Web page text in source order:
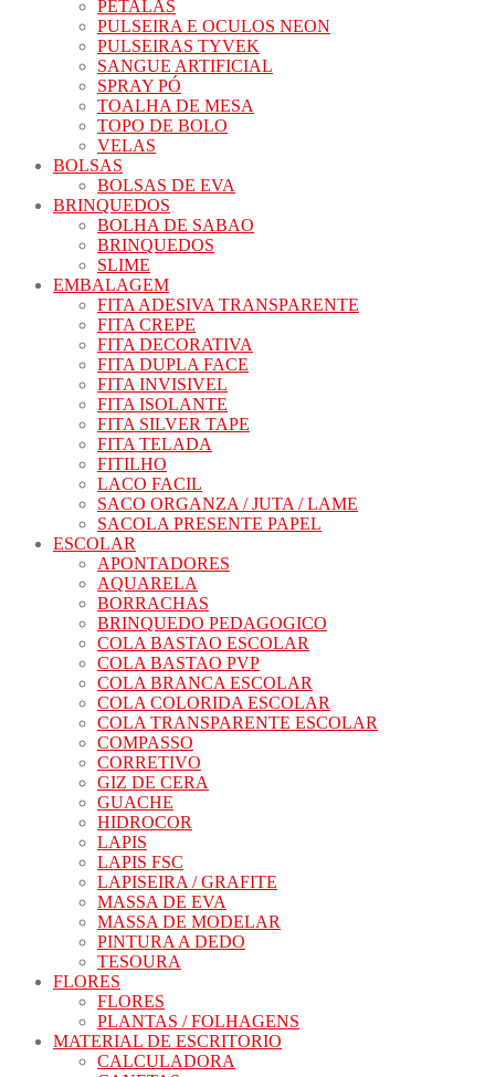
PETALAS
PULSEIRA E OCULOS NEON
PULSEIRAS TYVEK
SANGUE ARTIFICIAL
SPRAY PÓ
TOALHA DE MESA
TOPO DE BOLO
VELAS
BOLSAS
BOLSAS DE EVA
BRINQUEDOS
BOLHA DE SABAO
BRINQUEDOS
SLIME
EMBALAGEM
FITA ADESIVA TRANSPARENTE
FITA CREPE
FITA DECORATIVA
FITA DUPLA FACE
FITA INVISIVEL
FITA ISOLANTE
FITA SILVER TAPE
FITA TELADA
FITILHO
LACO FACIL
SACO ORGANZA / JUTA / LAME
SACOLA PRESENTE PAPEL
ESCOLAR
APONTADORES
AQUARELA
BORRACHAS
BRINQUEDO PEDAGOGICO
COLA BASTAO ESCOLAR
COLA BASTAO PVP
COLA BRANCA ESCOLAR
COLA COLORIDA ESCOLAR
COLA TRANSPARENTE ESCOLAR
COMPASSO
CORRETIVO
GIZ DE CERA
GUACHE
HIDROCOR
LAPIS
LAPIS FSC
LAPISEIRA / GRAFITE
MASSA DE EVA
MASSA DE MODELAR
PINTURA A DEDO
TESOURA
FLORES
FLORES
PLANTAS / FOLHAGENS
MATERIAL DE ESCRITORIO
CALCULADORA